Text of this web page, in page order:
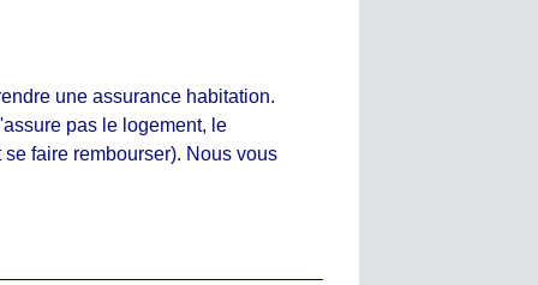
une assurance habitation.
pas le logement, le
faire rembourser). Nous vous